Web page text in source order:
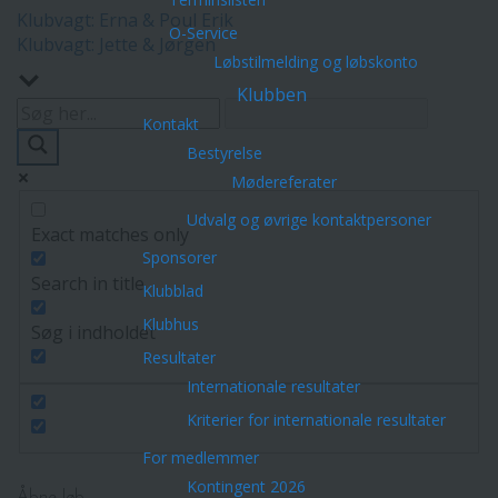
O-Service
Løbstilmelding og løbskonto
Klubben
Kontakt
Bestyrelse
Mødereferater
Udvalg og øvrige kontaktpersoner
Sponsorer
Klubblad
Klubhus
Resultater
Internationale resultater
Kriterier for internationale resultater
For medlemmer
Kontingent 2026
Klubvagt: Jette & Jørgen
Search in title
Søg i indholdet